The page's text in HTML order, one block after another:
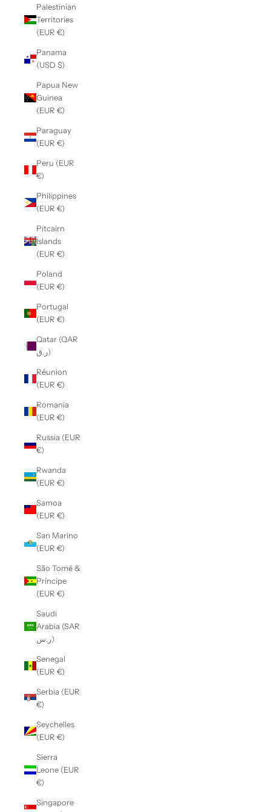
Palestinian
Territories
(EUR €)
Panama
(USD $)
Papua New
Guinea
(EUR €)
Paraguay
(EUR €)
Peru (EUR
€)
Philippines
(EUR €)
Pitcairn
Islands
(EUR €)
Poland
(EUR €)
Portugal
(EUR €)
Qatar (QAR
ر.ق)
Réunion
(EUR €)
Romania
(EUR €)
Russia (EUR
€)
Rwanda
(EUR €)
Samoa
(EUR €)
San Marino
(EUR €)
São Tomé &
Príncipe
(EUR €)
Saudi
Arabia (SAR
ر.س)
Senegal
(EUR €)
Serbia (EUR
€)
Seychelles
(EUR €)
Sierra
Leone (EUR
€)
Singapore